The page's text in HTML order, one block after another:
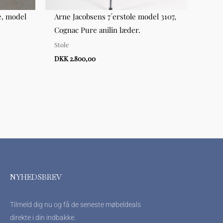
model
Arne Jacobsens 7´erstole model 3107,
Cognac Pure anilin læder.
Stole
DKK 2.800,00
NYHEDSBREV
Tilmeld dig nu og få de seneste møbeldeals
direkte i din indbakke.